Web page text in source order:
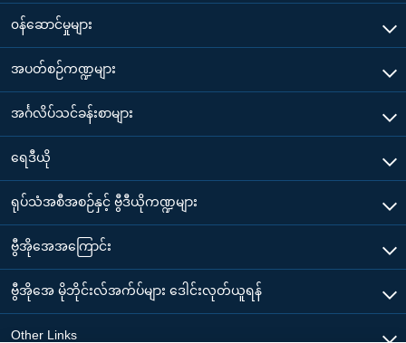
၀န်ဆောင်မှုများ
အပတ်စဉ်ကဏ္ဍများ
အင်္ဂလိပ်သင်ခန်းစာများ
ရေဒီယို
ရုပ်သံအစီအစဉ်နှင့် ဗွီဒီယိုကဏ္ဍများ
ဗွီအိုအေအကြောင်း
ဗွီအိုအေ မိုဘိုင်းလ်အက်ပ်များ ဒေါင်းလုတ်ယူရန်
Other Links